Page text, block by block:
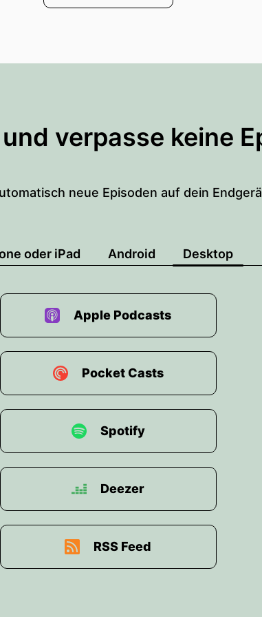
verpasse keine
neue Episoden auf dein
oder iPad Android Desktop
Apple Podcasts
Pocket Casts
Spotify
Deezer
RSS Feed